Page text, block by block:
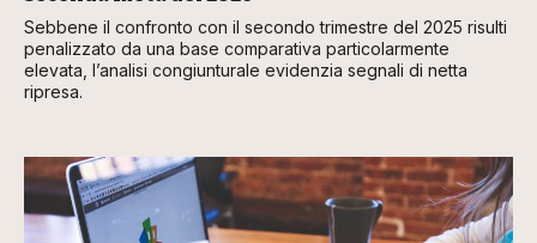
Sebbene il confronto con il secondo trimestre del 2025 risulti
penalizzato da una base comparativa particolarmente
elevata, l’analisi congiunturale evidenzia segnali di netta
ripresa.